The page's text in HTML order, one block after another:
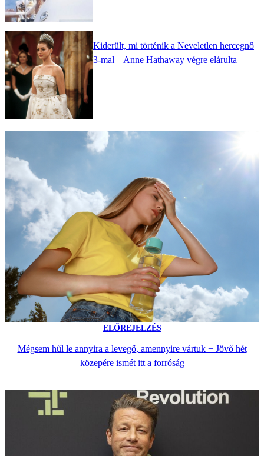
Kiderült, mi történik a Neveletlen hercegnő
3-mal – Anne Hathaway végre elárulta
ELŐREJELZÉS
Mégsem hűl le annyira a levegő, amennyire vártuk − Jövő hét
közepére ismét itt a forróság